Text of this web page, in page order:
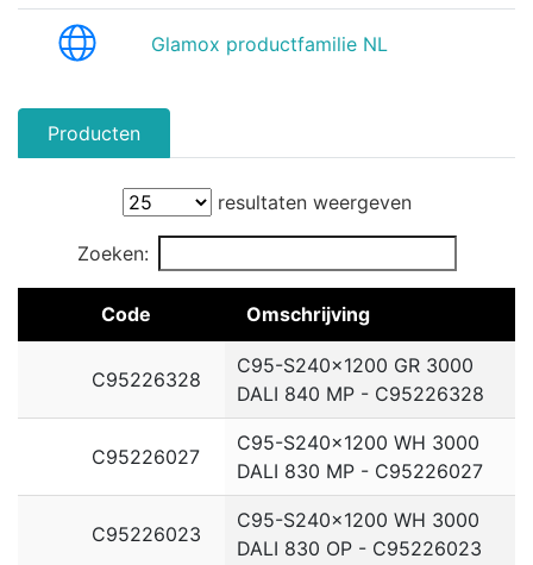
Glamox productfamilie NL
Producten
resultaten weergeven
Zoeken:
Code Omschrijving
C95226328
C95-S240x1200 GR 3000
DALI 840 MP - C95226328
C95226027
C95-S240x1200 WH 3000
DALI 830 MP - C95226027
C95226023
C95-S240x1200 WH 3000
DALI 830 OP - C95226023